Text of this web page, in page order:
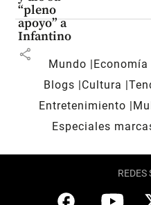
“pleno
apoyo” a
Infantino
share
Mundo Economía
Blogs
Cultura
Entretenimiento
Especiales
REDES